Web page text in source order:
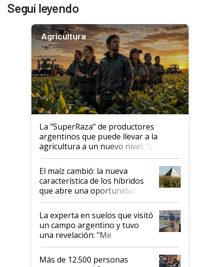
Seguí leyendo
Agricultura
La "SuperRaza" de productores
argentinos que puede llevar a la
agricultura a un nuevo nivel: "Las
posibilidades de crecimiento son
infinitas"
El maíz cambió: la nueva
característica de los híbridos
que abre una oportunidad en
el lote
La experta en suelos que visitó
un campo argentino y tuvo
una revelación: "Me
impresionó mucho"
Más de 12.500 personas